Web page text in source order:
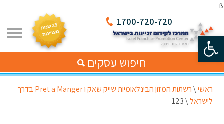
פתח סרגל נגישות
ß
1700-720-720
חיפוש עסקים
ראשי\
רשתות המזון הבינלאומיות שייק שאק ו Pret a Manger בדרך
לישראל\
123